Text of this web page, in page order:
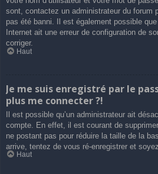
sont, contactez un administrateur du forum
pas été banni. Il est également possible
Internet ait une erreur de configuration de
corriger.
Haut
Je me suis enregistré par le
plus me connecter ?!
Il est possible qu’un administrateur ait
compte. En effet, il est courant de
ne postant pas pour réduire la taille de la
arrive, tentez de vous ré-enregistrer et
Haut